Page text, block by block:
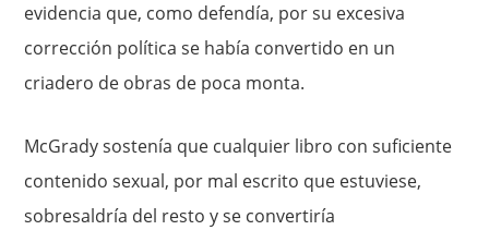
evidencia que, como defendía, por su excesiva
corrección política se había convertido en un
criadero de obras de poca monta.
McGrady sostenía que cualquier libro con suficiente
contenido sexual, por mal escrito que estuviese,
sobresaldría del resto y se convertiría